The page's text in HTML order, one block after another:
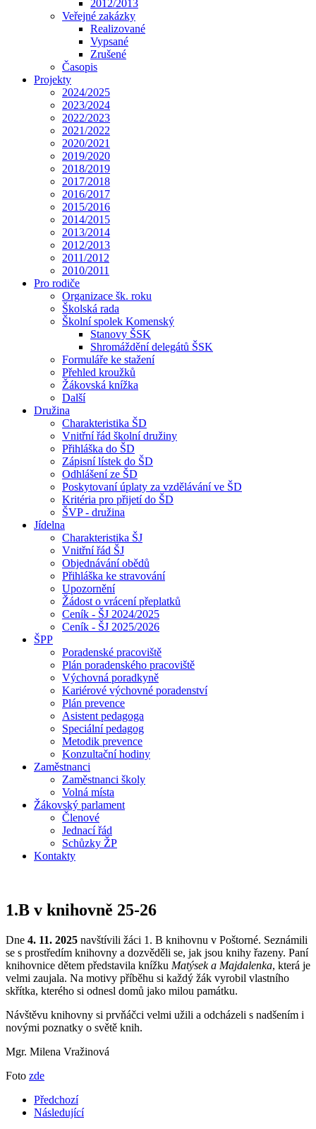
2012/2013
Veřejné zakázky
Realizované
Vypsané
Zrušené
Časopis
Projekty
2024/2025
2023/2024
2022/2023
2021/2022
2020/2021
2019/2020
2018/2019
2017/2018
2016/2017
2015/2016
2014/2015
2013/2014
2012/2013
2011/2012
2010/2011
Pro rodiče
Organizace šk. roku
Školská rada
Školní spolek Komenský
Stanovy ŠSK
Shromáždění delegátů ŠSK
Formuláře ke stažení
Přehled kroužků
Žákovská knížka
Další
Družina
Charakteristika ŠD
Vnitřní řád školní družiny
Přihláška do ŠD
Zápisní lístek do ŠD
Odhlášení ze ŠD
Poskytovaní úplaty za vzdělávání ve ŠD
Kritéria pro přijetí do ŠD
ŠVP - družina
Jídelna
Charakteristika ŠJ
Vnitřní řád ŠJ
Objednávání obědů
Přihláška ke stravování
Upozornění
Žádost o vrácení přeplatků
Ceník - ŠJ 2024/2025
Ceník - ŠJ 2025/2026
ŠPP
Poradenské pracoviště
Plán poradenského pracoviště
Výchovná poradkyně
Kariérové výchovné poradenství
Plán prevence
Asistent pedagoga
Speciální pedagog
Metodik prevence
Konzultační hodiny
Zaměstnanci
Zaměstnanci školy
Volná místa
Žákovský parlament
Členové
Jednací řád
Schůzky ŽP
Kontakty
1.B v knihovně 25-26
Dne 4. 11. 2025 navštívili žáci 1. B knihovnu v Poštorné. Seznámili
se s prostředím knihovny a dozvěděli se, jak jsou knihy řazeny. Paní
knihovnice dětem představila knížku Matýsek a Majdalenka, která je
velmi zaujala. Na motivy příběhu si každý žák vyrobil vlastního
skřítka, kterého si odnesl domů jako milou památku.
Návštěvu knihovny si prvňáčci velmi užili a odcházeli s nadšením i
novými poznatky o světě knih.
Mgr. Milena Vražinová
Foto zde
Předchozí
Následující